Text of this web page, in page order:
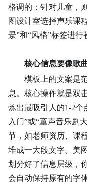
格调的；针对儿童，
图设计室选择声乐课
景”和“风格”标签进行
核心信息要像歌
模板上的文案是
息。核心操作就是双
炼出最吸引人的1-2个
入门”或“童声音乐剧
节，如老师资历、课
堆成一大段文字。美
划分好了信息层级，
会自动保持原有的字